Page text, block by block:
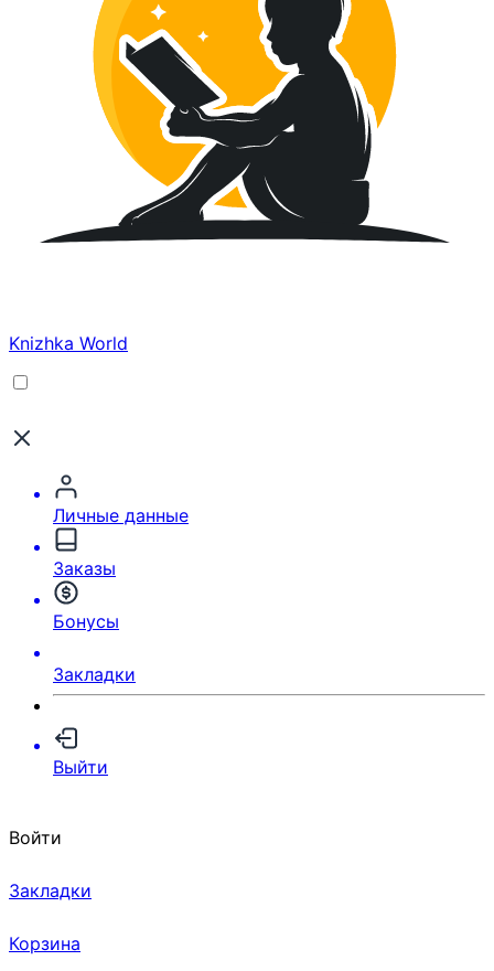
Knizhka World
Личные данные
Заказы
Бонусы
Закладки
Выйти
Войти
Закладки
Корзина